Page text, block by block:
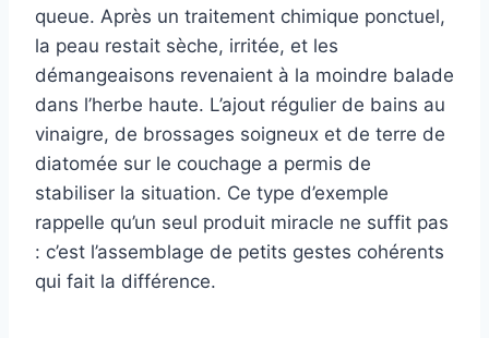
queue. Après un traitement chimique ponctuel,
la peau restait sèche, irritée, et les
démangeaisons revenaient à la moindre balade
dans l’herbe haute. L’ajout régulier de bains au
vinaigre, de brossages soigneux et de terre de
diatomée sur le couchage a permis de
stabiliser la situation. Ce type d’exemple
rappelle qu’un seul produit miracle ne suffit pas
: c’est l’assemblage de petits gestes cohérents
qui fait la différence.